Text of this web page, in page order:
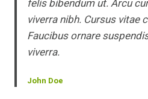
felis bibendum ut. Arcu
viverra nibh. Cursus vitae
Faucibus ornare
viverra.
John Doe